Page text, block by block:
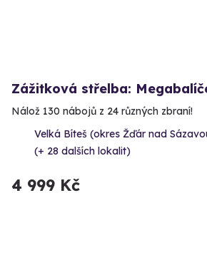
Zážitková střelba:
Nálož 130 nábojů z 24 různých zbraní!
Velká Bíteš (okres Žďár nad
(+ 28 dalších lokalit)
4 999 Kč